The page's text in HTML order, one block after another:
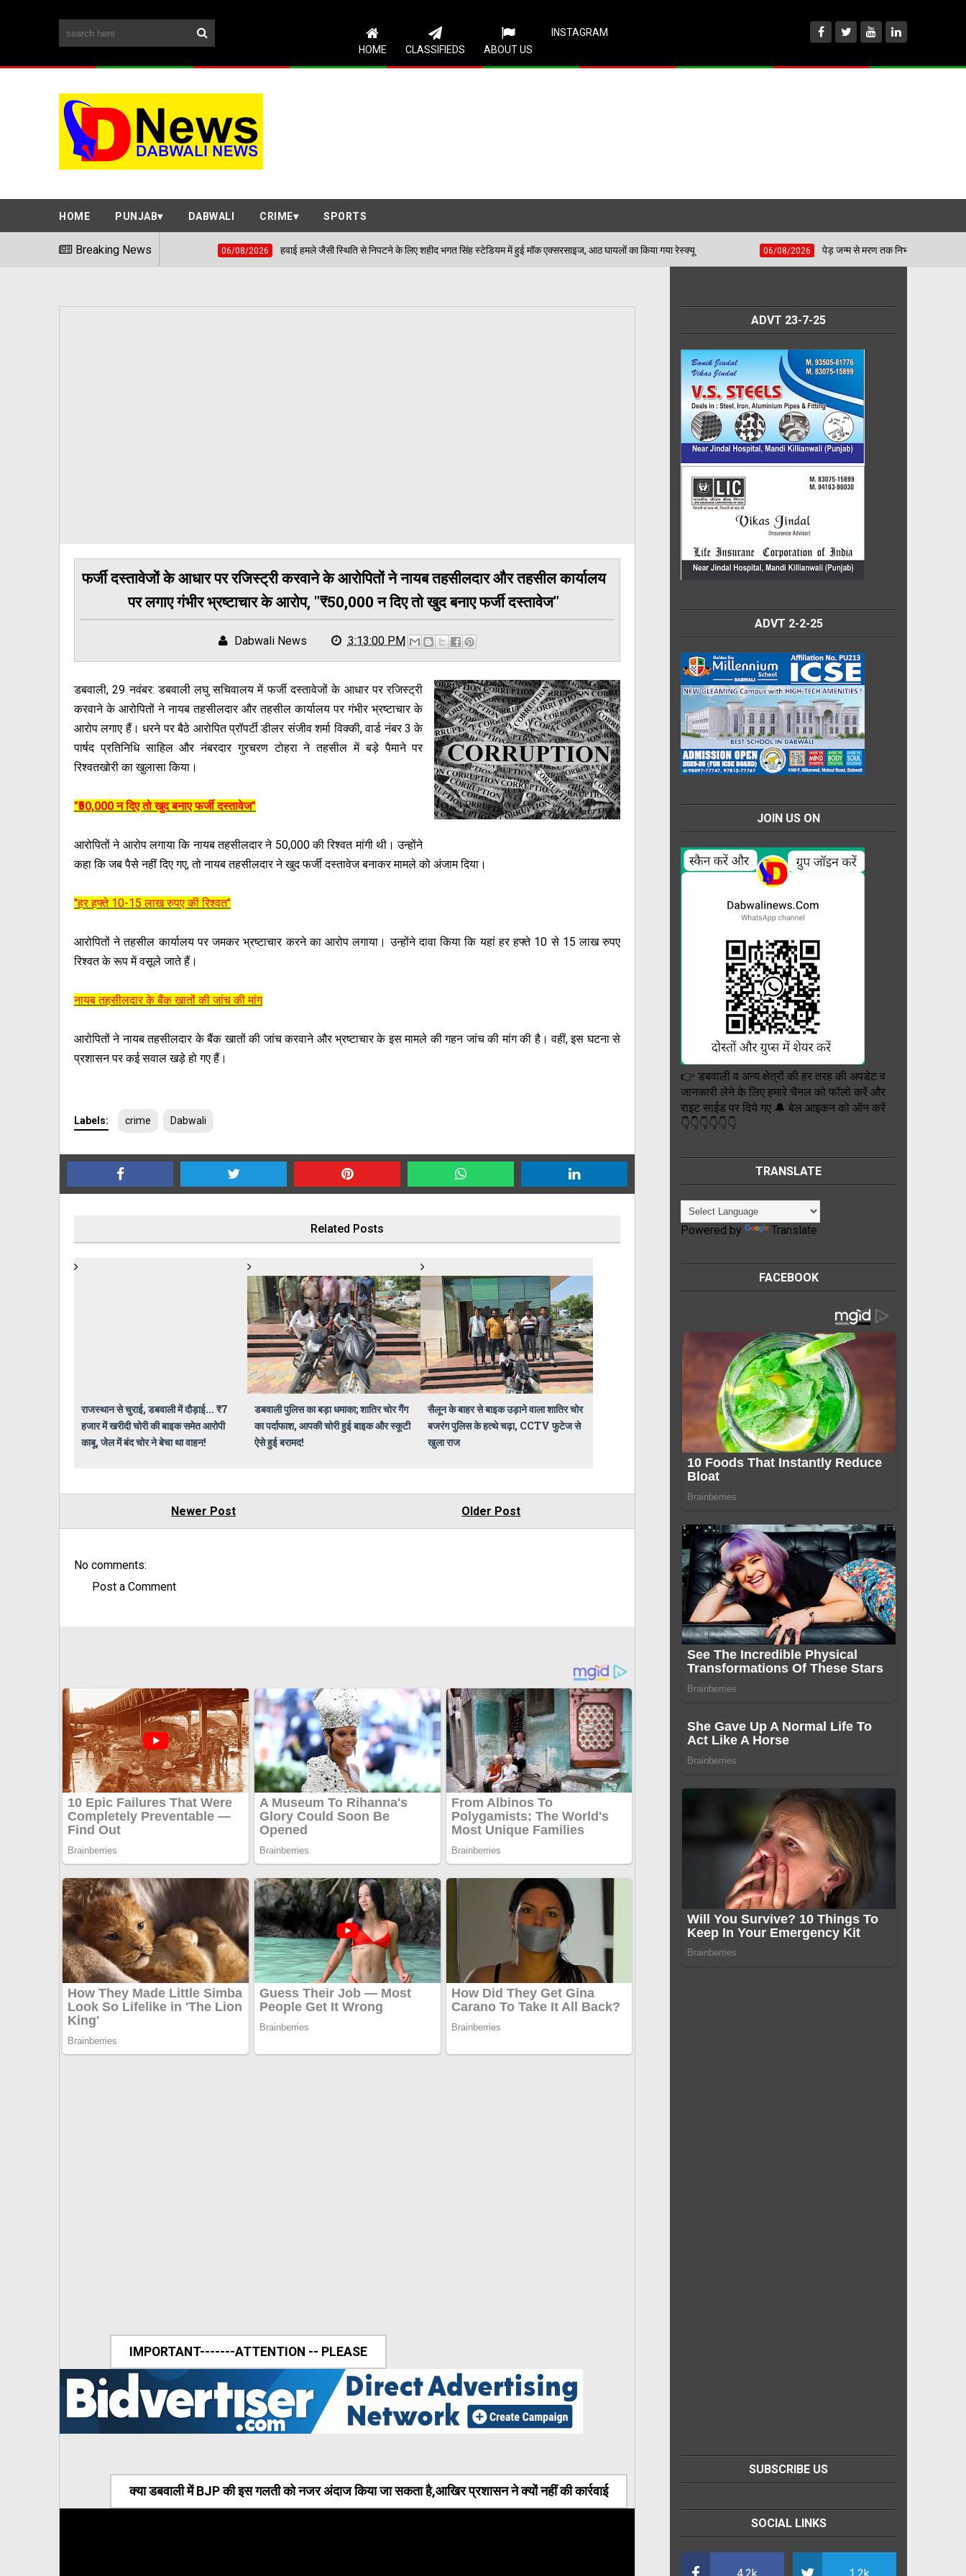
HOME CLASSIFIEDS ABOUT US
INSTAGRAM
HOME PUNJAB DABWALI CRIME SPORTS
Breaking News06/08/2026 हवाई हमले जैसी स्थिति से निपटने के लिए शहीद भगत सिंह स्टेडियम में हुई मॉक एक्सरसाइज, आठ घायलों का किया गया रेस्क्यू 06/08/2026 पेड़ जन्म से मरण तक निभाते हैं साथ, बच्चों की प्रतिभा चमकाकर
फर्जी दस्तावेजों के आधार पर रजिस्ट्री करवाने के आरोपितों ने नायब तहसीलदार और तहसील कार्यालय
पर लगाए गंभीर भ्रष्टाचार के आरोप, "₹50,000 न दिए तो खुद बनाए फर्जी दस्तावेज"
Dabwali News 3:13:00 PM
डबवाली, 29 नवंबर: डबवाली लघु सचिवालय में फर्जी दस्तावेजों के आधार पर रजिस्ट्री
करवाने के आरोपितों ने नायब तहसीलदार और तहसील कार्यालय पर गंभीर भ्रष्टाचार के
आरोप लगाए हैं। धरने पर बैठे आरोपित प्रॉपर्टी डीलर संजीव शर्मा विक्की, वार्ड नंबर 3 के
पार्षद प्रतिनिधि साहिल और नंबरदार गुरचरण टोहरा ने तहसील में बड़े पैमाने पर
रिश्वतखोरी का खुलासा किया।
"₹50,000 न दिए तो खुद बनाए फर्जी दस्तावेज"
आरोपितों ने आरोप लगाया कि नायब तहसीलदार ने ₹50,000 की रिश्वत मांगी थी। उन्होंने
कहा कि जब पैसे नहीं दिए गए, तो नायब तहसीलदार ने खुद फर्जी दस्तावेज बनाकर मामले को अंजाम दिया।
"हर हफ्ते 10-15 लाख रुपए की रिश्वत"
आरोपितों ने तहसील कार्यालय पर जमकर भ्रष्टाचार करने का आरोप लगाया। उन्होंने दावा किया कि यहां हर हफ्ते 10 से 15 लाख रुपए
रिश्वत के रूप में वसूले जाते हैं।
नायब तहसीलदार के बैंक खातों की जांच की मांग
आरोपितों ने नायब तहसीलदार के बैंक खातों की जांच करवाने और भ्रष्टाचार के इस मामले की गहन जांच की मांग की है। वहीं, इस घटना से
प्रशासन पर कई सवाल खड़े हो गए हैं।
Labels: crime Dabwali
Related Posts
राजस्थान से चुराई, डबवाली में दौड़ाई... ₹7
हजार में खरीदी चोरी की बाइक समेत आरोपी
काबू, जेल में बंद चोर ने बेचा था वाहन!
डबवाली पुलिस का बड़ा धमाका; शातिर चोर गैंग
का पर्दाफाश, आपकी चोरी हुई बाइक और स्कूटी
ऐसे हुई बरामद!
सैलून के बाहर से बाइक उड़ाने वाला शातिर चोर
बजरंग पुलिस के हत्थे चढ़ा, CCTV फुटेज से
खुला राज
Newer Post Older Post
No comments:
Post a Comment
IMPORTANT-------ATTENTION -- PLEASE
क्या डबवाली में BJP की इस गलती को नजर अंदाज किया जा सकता है,आखिर प्रशासन ने क्यों नहीं की कार्रवाई
ADVT 23-7-25
ADVT 2-2-25
JOIN US ON
👉 डबवाली व अन्य क्षेत्रों की हर तरह की अपडेट व
जानकारी लेने के लिए हमारे चैनल को फॉलो करें और
राइट साईड पर दिये गए 🔔 बेल आइकन को ऑन करें
👇👇👇👇👇👇
TRANSLATE
Powered by Translate
FACEBOOK
SUBSCRIBE US
SOCIAL LINKS
4.2k 1.2k